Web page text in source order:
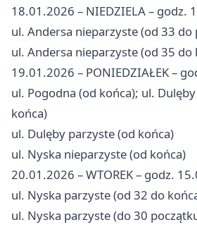
18.01.2026 – NIEDZIELA – godz.
ul. Andersa nieparzyste (od 33 do
ul. Andersa nieparzyste (od 35 do
19.01.2026 – PONIEDZIAŁEK –
ul. Pogodna (od końca); ul.
końca)
ul. Dulęby parzyste (od końca)
ul. Nyska nieparzyste (od końca)
20.01.2026 – WTOREK – godz.
ul. Nyska parzyste (od 32 do
ul. Nyska parzyste (do 30